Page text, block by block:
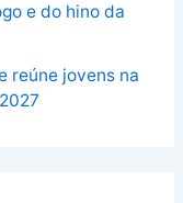
e do hino da
reúne jovens na